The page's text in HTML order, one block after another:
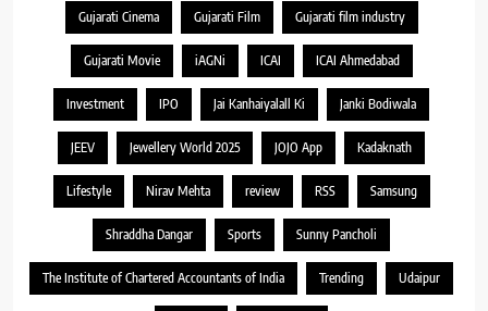
Gujarati Cinema Gujarati Film Gujarati film industry
Gujarati Movie iAGNi ICAI ICAI Ahmedabad
Investment IPO Jai Kanhaiyalall Ki Janki Bodiwala
JEEV Jewellery World 2025 JOJO App Kadaknath
Lifestyle Nirav Mehta review RSS Samsung
Shraddha Dangar Sports Sunny Pancholi
The Institute of Chartered Accountants of India Trending Udaipur